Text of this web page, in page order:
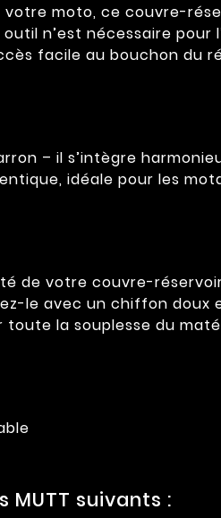
moto, ce couvre-
n’est nécessaire
facile au bouchon
– il s’intègre
idéale pour les
de votre couvre-
le avec un chiffon
toute la souplesse du
suivants :